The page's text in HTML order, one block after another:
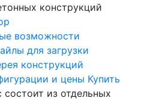
конструкций
возможности
для загрузки
конструкций
и цены Купить
состоит из отдельных